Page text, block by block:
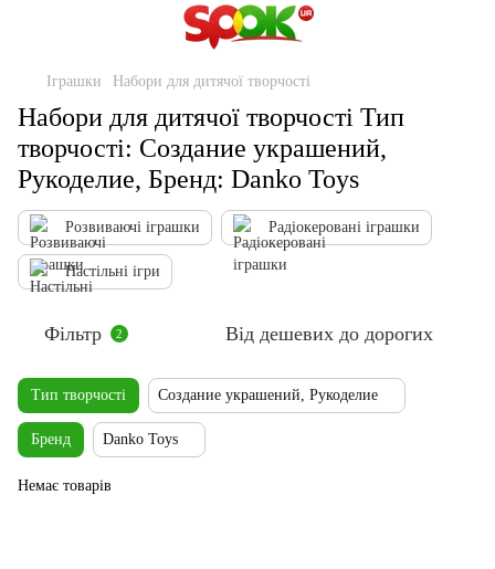
Іграшки Набори для дитячої творчості
Набори для дитячої творчості Тип
творчості: Создание украшений,
Рукоделие, Бренд: Danko Toys
Розвиваючі іграшки Радіокеровані іграшки
Настільні ігри
Фільтр 2 Від дешевих до дорогих
Тип творчості Создание украшений, Рукоделие
Бренд Danko Toys
Немає товарів